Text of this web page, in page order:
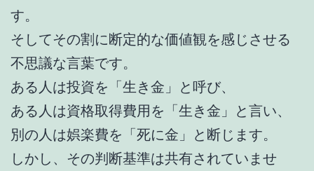
す。
そしてその割に断定的な価値観を感じさせる
不思議な言葉です。
ある人は投資を「生き金」と呼び、
ある人は資格取得費用を「生き金」と言い、
別の人は娯楽費を「死に金」と断じます。
しかし、その判断基準は共有されていませ